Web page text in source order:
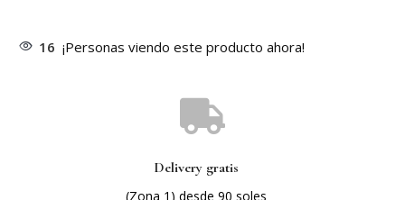
16 ¡Personas viendo este producto ahora!
Delivery gratis
(Zona 1) desde 90 soles